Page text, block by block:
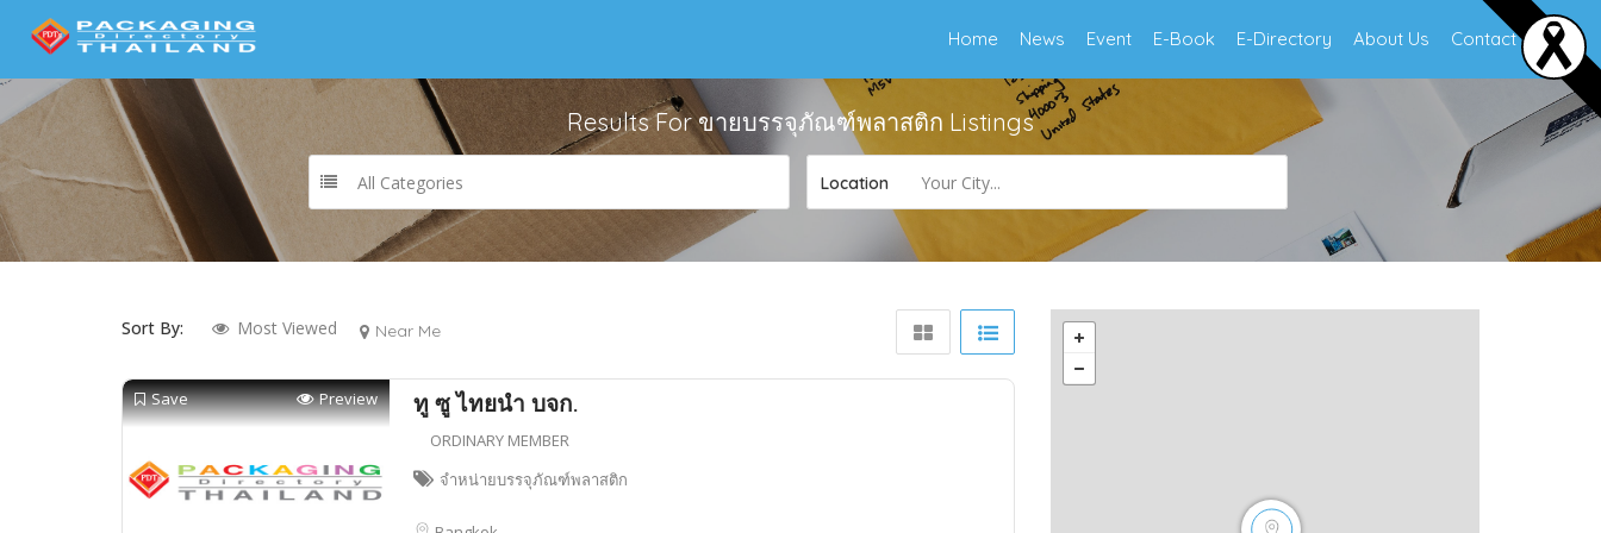
Home News Event E-Book E-Directory About Us Contact Us
Results Forขายบรรจุภัณฑ์พลาสติก Listings
All Categories Location Your City...
Sort By: Most Viewed Near Me
Save Preview ทู ซู ไทยนำ บจก.
ORDINARY MEMBER
จำหน่ายบรรจุภัณฑ์พลาสติก